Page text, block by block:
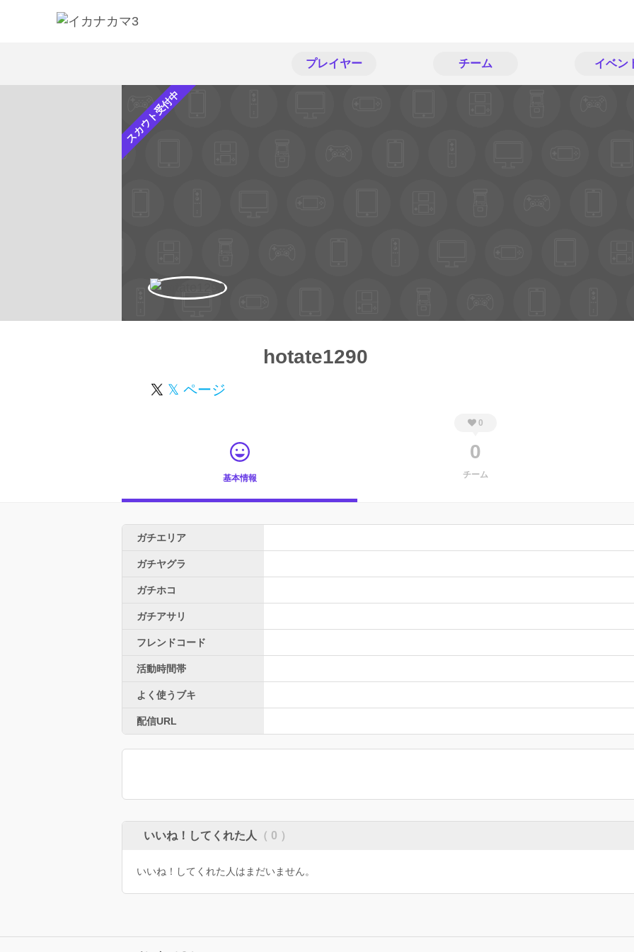
プレイヤー チーム イベン
スカウト受付中
hotate1290
𝕏 ページ
基本情報
0
0
チーム
ガチエリア
ガチヤグラ
ガチホコ
ガチアサリ
フレンドコード
活動時間帯
よく使うブキ
配信URL
いいね！してくれた人 （ 0 ）
いいね！してくれた人はまだいません。